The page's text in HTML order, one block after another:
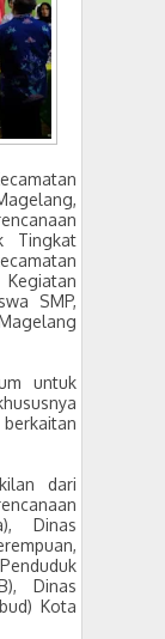
Tingkat
SMP,
untuk
dari
Dinas
Dinas
Kota